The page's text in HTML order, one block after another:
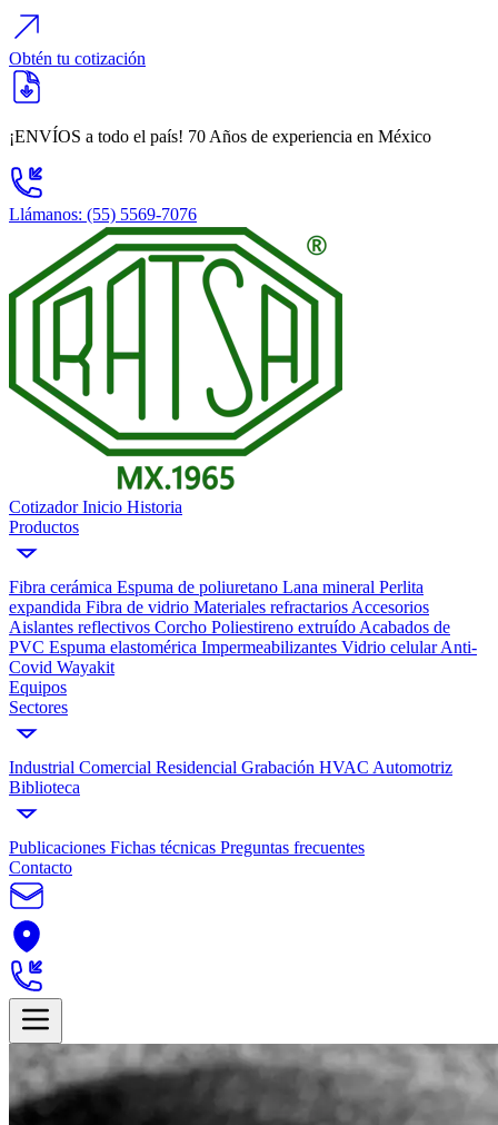
Obtén tu cotización
¡ENVÍOS a todo el país! 70 Años de experiencia en México
Llámanos: (55) 5569-7076
CotizadorInicio Historia
Productos
Fibra cerámica Espuma de poliuretano Lana mineral Perlita
expandida Fibra de vidrio Materiales refractarios Accesorios
Aislantes reflectivos Corcho Poliestireno extruído Acabados de
PVC Espuma elastomérica Impermeabilizantes Vidrio celularAnti-
Covid Wayakit
Equipos
Sectores
Industrial Comercial Residencial Grabación HVAC Automotriz
Biblioteca
Publicaciones Fichas técnicas Preguntas frecuentes
Contacto
CotizadorInicio
Historia
ProductosVer todos los productos
Equipos
Sectores
Ver todos los sectores